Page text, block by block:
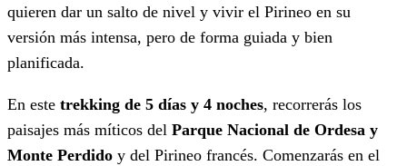
quieren dar un salto de nivel y vivir el Pirineo en su
versión más intensa, pero de forma guiada y bien
planificada.
En este trekking de 5 días y 4 noches, recorrerás los
paisajes más míticos del Parque Nacional de Ordesa y
Monte Perdido y del Pirineo francés. Comenzarás en el